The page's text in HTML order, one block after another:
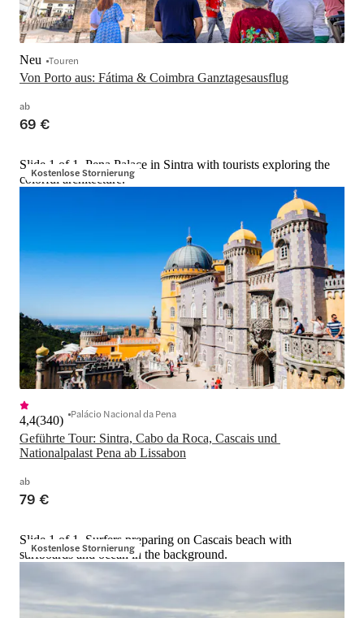
Von Porto aus: Fátima & Coimbra Ganztagesausflug
Neu Touren
ab
69 €
Kostenlose Stornierung
Slide 1 of 1, Pena Palace in Sintra with tourists exploring the
colorful architecture.
Geführte Tour: Sintra, Cabo da Roca, Cascais und
Nationalpalast Pena ab Lissabon
4,4(340) Palácio Nacional da Pena
ab
79 €
Kostenlose Stornierung
Slide 1 of 1, Surfers preparing on Cascais beach with
surfboards and ocean in the background.